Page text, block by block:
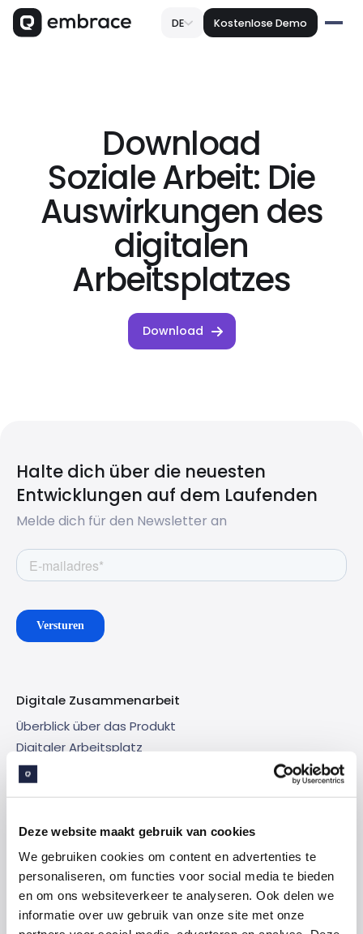
Deze website maakt gebruik van cookies
We gebruiken cookies om content en advertenties te
personaliseren, om functies voor social media te bieden
en om ons websiteverkeer te analyseren. Ook delen we
informatie over uw gebruik van onze site met onze
DE Kostenlose Demo
Download
Soziale Arbeit: Die
Auswirkungen des
digitalen
Arbeitsplatzes
Download
Halte dich über die neuesten
Entwicklungen auf dem Laufenden
Melde dich für den Newsletter an
Digitale Zusammenarbeit
Überblick über das Produkt
Digitaler Arbeitsplatz
Soziales Intranet
Native App
Gezielter Inhalt
Analytics en data
AI assistent
Digitale Dienste